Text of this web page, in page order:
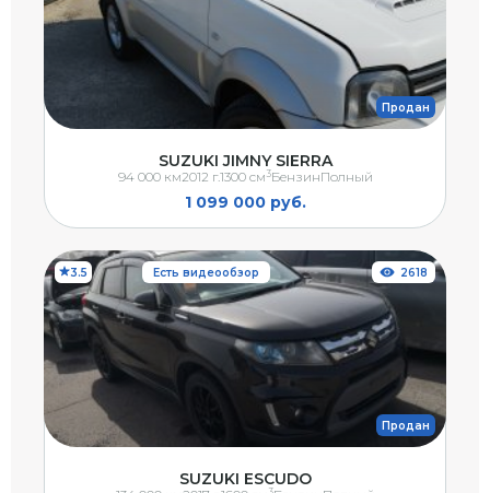
Продан
SUZUKI JIMNY SIERRA
1 099 000 руб.
94 000 км2012 г.1300 см3БензинПолный
3.5 Есть видеообзор
Продан
2618
SUZUKI ESCUDO